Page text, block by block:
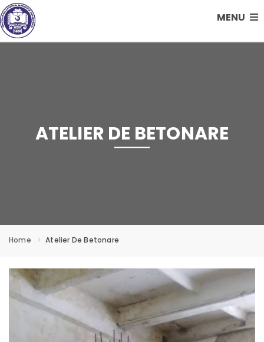
MENU
Home Atelier De Betonare
ATELIER DE BETONARE